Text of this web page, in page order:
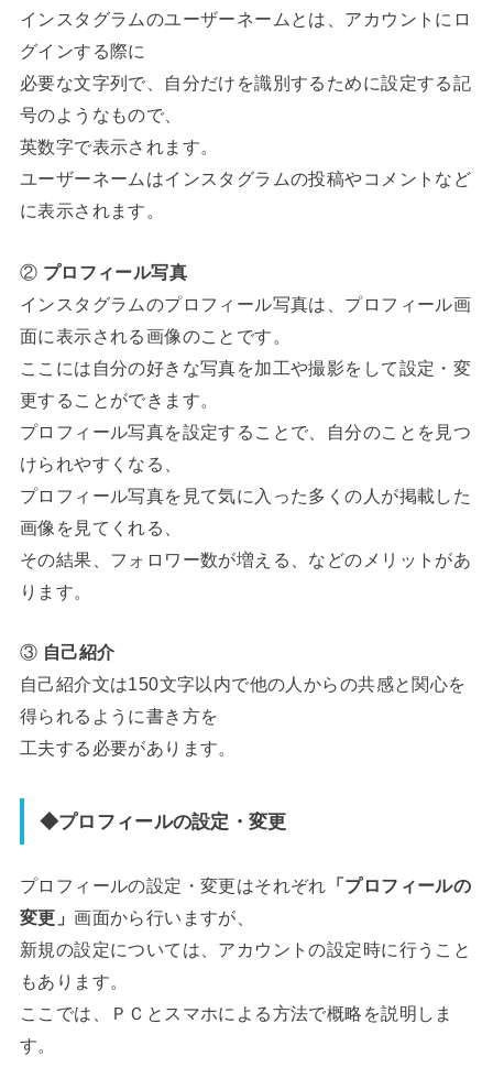
インスタグラムのユーザーネームとは、アカウントにロ
グインする際に
必要な文字列で、自分だけを識別するために設定する記
号のようなもので、
英数字で表示されます。
ユーザーネームはインスタグラムの投稿やコメントなど
に表示されます。
② プロフィール写真
インスタグラムのプロフィール写真は、プロフィール画
面に表示される画像のことです。
ここには自分の好きな写真を加工や撮影をして設定・変
更することができます。
プロフィール写真を設定することで、自分のことを見つ
けられやすくなる、
プロフィール写真を見て気に入った多くの人が掲載した
画像を見てくれる、
その結果、フォロワー数が増える、などのメリットがあ
ります。
③ 自己紹介
自己紹介文は150文字以内で他の人からの共感と関心を
得られるように書き方を
工夫する必要があります。
◆プロフィールの設定・変更
プロフィールの設定・変更はそれぞれ 「プロフィールの
変更」画面から行いますが、
新規の設定については、アカウントの設定時に行うこと
もあります。
ここでは、ＰＣとスマホによる方法で概略を説明しま
す。